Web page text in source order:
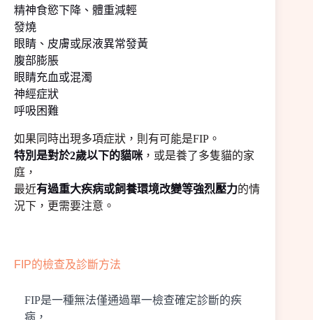
精神食慾下降、體重減輕
發燒
眼睛、皮膚或尿液異常發黃
腹部膨脹
眼睛充血或混濁
神經症狀
呼吸困難
如果同時出現多項症狀，則有可能是FIP。
特別是對於2歲以下的貓咪 ，或是養了多隻貓的家
庭，
最近有過重大疾病或飼養環境改變等強烈壓力的情
況下，更需要注意。
FIP的檢查及診斷方法
FIP是一種無法僅通過單一檢查確定診斷的疾
病，